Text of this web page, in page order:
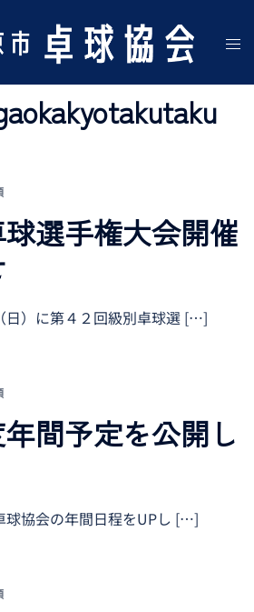
選手権大会開催
日）に第４２回級別卓球選 […]
間予定を公開し
球協会の年間日程をUPし […]